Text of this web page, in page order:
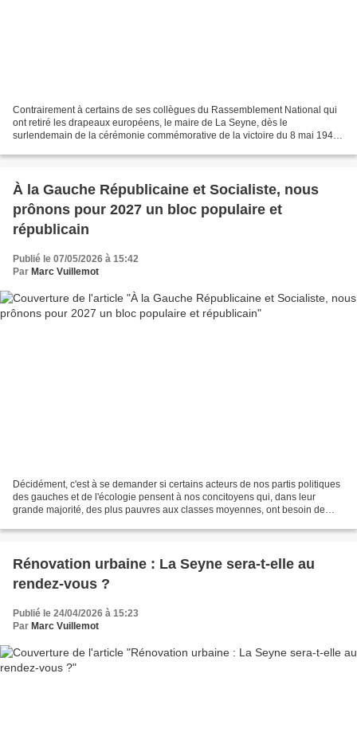
Contrairement à certains de ses collègues du Rassemblement National qui
ont retiré les drapeaux européens, le maire de La Seyne, dès le
surlendemain de la cérémonie commémorative de la victoire du 8 mai 1945
À la Gauche Républicaine et Socialiste, nous
prônons pour 2027 un bloc populaire et
républicain
Publié le 07/05/2026 à 15:42
Par Marc Vuillemot
Décidément, c'est à se demander si certains acteurs de nos partis politiques
des gauches et de l'écologie pensent à nos concitoyens qui, dans leur
grande majorité, des plus pauvres aux classes moyennes, ont besoin de
Rénovation urbaine : La Seyne sera-t-elle au
rendez-vous ?
Publié le 24/04/2026 à 15:23
Par Marc Vuillemot